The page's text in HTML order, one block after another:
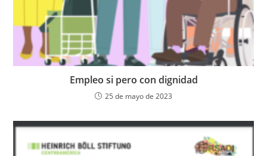
Empleo si pero con dignidad
25 de mayo de 2023